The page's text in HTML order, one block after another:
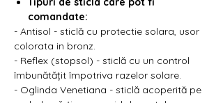
comandate:
- Antisol - sticlă cu protectie solara, usor
colorata in bronz.
- Reflex (stopsol) - sticlă cu un control
îmbunătățit împotriva razelor solare.
- Oglinda Venetiana - sticlă acoperită pe